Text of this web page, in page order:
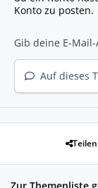
Konto zu posten.
Auf dieses
Teilen
Zur Themenliste